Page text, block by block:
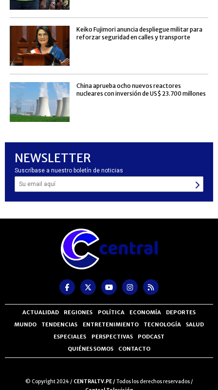
Keiko Fujimori anuncia despliegue militar para
reforzar seguridad en calles y transporte
China aprueba ocho nuevos reactores
nucleares con inversión de US$ 23.700 millones
NEWSLETTER
Suscríbase a nuestro boletín de noticias
ACTUALIDAD REGIONES POLÍTICA ECONOMÍA
DEPORTES
MUNDO
TENDENCIAS ENTRETENIMIENTO TECNOLOGÍA
SALUD
ESPECIALES
PERSPECTIVAS
PODCAST
QUIÉNES SOMOS
CONTACTO
© Copyright 2024 / CENTRALTV.PE /Todos los derechos reservados /